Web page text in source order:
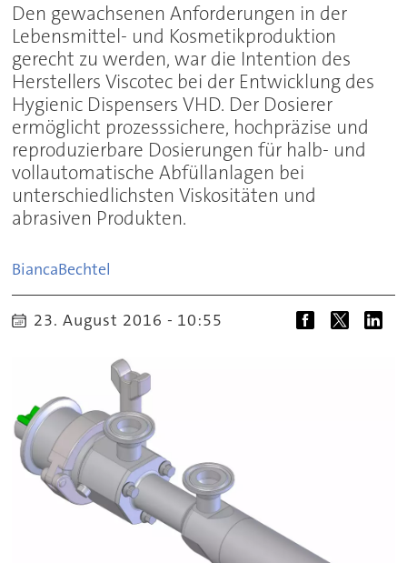
Den gewachsenen Anforderungen in der
Lebensmittel- und Kosmetikproduktion
gerecht zu werden, war die Intention des
Herstellers Viscotec bei der Entwicklung des
Hygienic Dispensers VHD. Der Dosierer
ermöglicht prozesssichere, hochpräzise und
reproduzierbare Dosierungen für halb- und
vollautomatische Abfüllanlagen bei
unterschiedlichsten Viskositäten und
abrasiven Produkten.
BiancaBechtel
23. August 2016 - 10:55